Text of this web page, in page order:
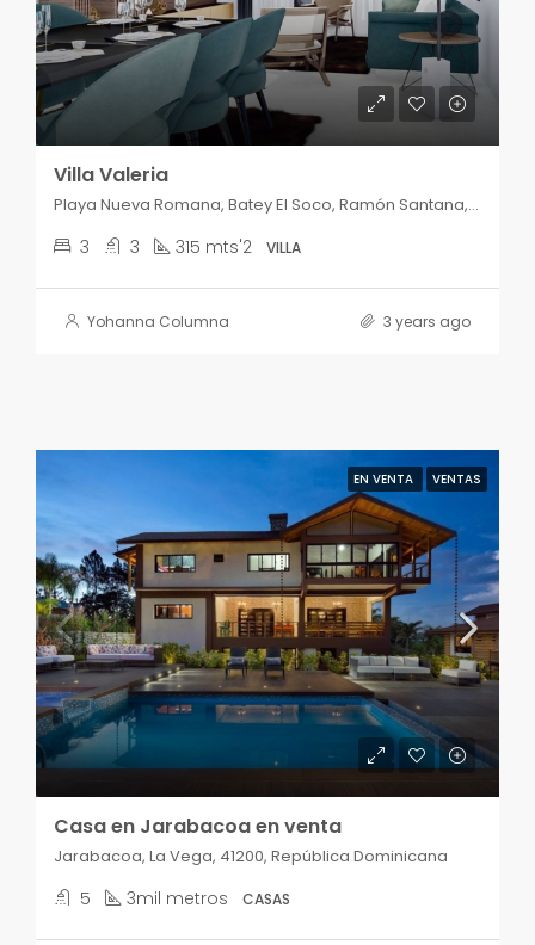
Villa Valeria
Playa Nueva Romana, Batey El Soco, Ramón Santana, San Pedro de Macorís, República Dominicana
3 3 315 mts'2 VILLA
Yohanna Columna 3 years ago
EN VENTA VENTAS
Casa en Jarabacoa en venta
Jarabacoa, La Vega, 41200, República Dominicana
5 3mil metros CASAS